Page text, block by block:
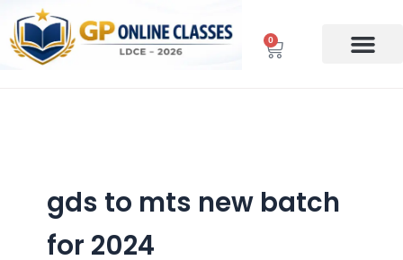
content
0
Cart
gds to mts new batch
for 2024